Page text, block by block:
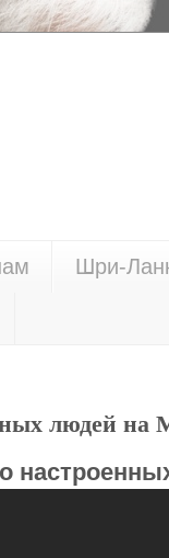
Шри-
людей на